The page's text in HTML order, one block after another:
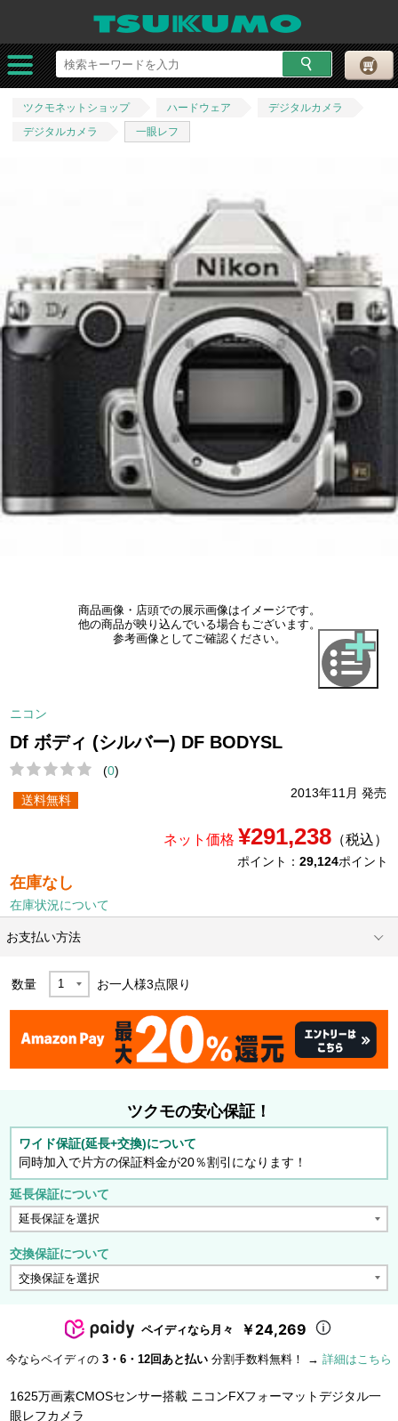
ツクモネットショップ ハードウェア
デジタルカメラ
デジタルカメラ
一眼レフ
商品画像・店頭での展示画像はイメージです。
他の商品が映り込んでいる場合もございます。
参考画像としてご確認ください。
ニコン
Df ボディ (シルバー) DF BODYSL
(0)
2013年11月 発売
送料無料
ネット価格 ¥291,238（税込）
ポイント： 29,124ポイント
在庫なし
在庫状況について
お支払い方法
数量 お一人様3点限り
ツクモの安心保証！
ワイド保証(延長+交換)について
同時加入で片方の保証料金が20％割引になります！
延長保証について
交換保証について
ペイディなら月々 ￥24,269
今ならペイディの 3・6・12回あと払い 分割手数料無料！ → 詳細はこちら
1625万画素CMOSセンサー搭載 ニコンFXフォーマットデジタル一
眼レフカメラ